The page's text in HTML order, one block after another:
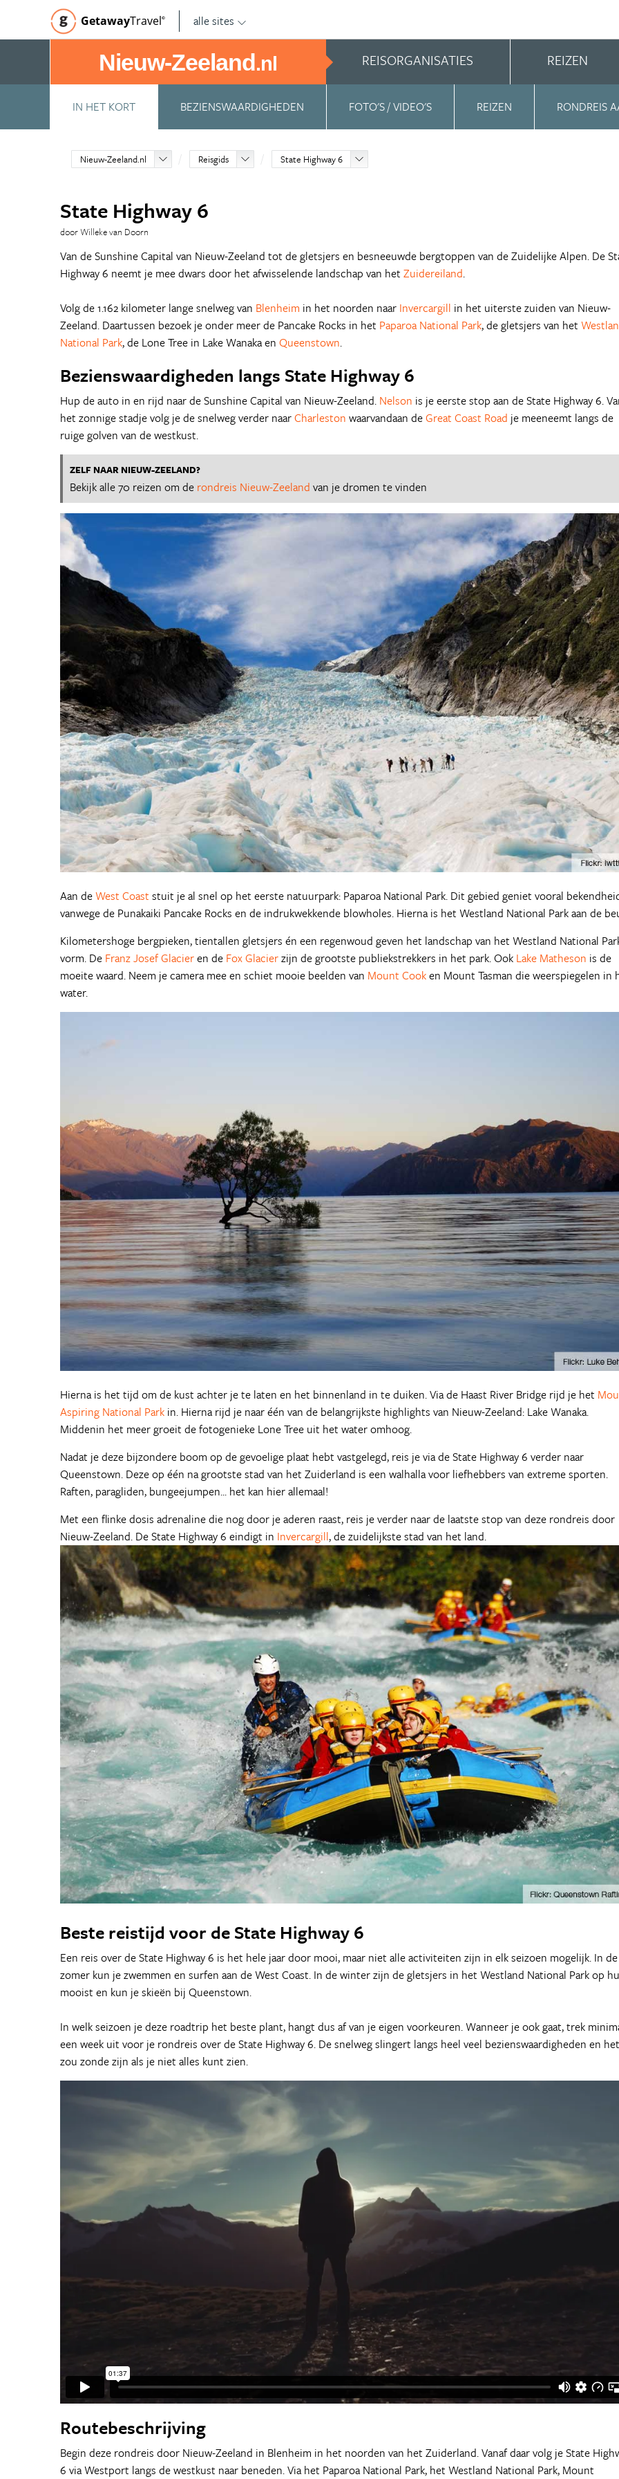
GetawayTravel© alle sites
Nieuw-Zeeland.nl REISORGANISATIES REIZEN
IN HET KORT BEZIENSWAARDIGHEDEN FOTO'S / VIDEO'S REIZEN RONDREIS
Nieuw-Zeeland.nl Reisgids State Highway 6
State Highway 6
door Willeke van Doorn
Van de Sunshine Capital van Nieuw-Zeeland tot de gletsjers en besneeuwde bergtoppen van de Zuidelijke Alpen. De
Highway 6 neemt je mee dwars door het afwisselende landschap van het Zuidereiland.
Volg de 1.162 kilometer lange snelweg van Blenheim in het noorden naar Invercargill in het uiterste zuiden van Nieuw-
Zeeland. Daartussen bezoek je onder meer de Pancake Rocks in het Paparoa National Park, de gletsjers van het
National Park, de Lone Tree in Lake Wanaka en Queenstown.
Bezienswaardigheden langs State Highway 6
Hup de auto in en rijd naar de Sunshine Capital van Nieuw-Zeeland. Nelson is je eerste stop aan de State Highway 6.
het zonnige stadje volg je de snelweg verder naarCharleston waarvandaan deGreat Coast Road je meeneemt langs de
ruige golven van de westkust.
ZELF NAAR NIEUW-ZEELAND?
Bekijk alle 70 reizen om de rondreis Nieuw-Zeeland van je dromen te vinden
Aan deWest Coast stuit je al snel op het eerste natuurpark: Paparoa National Park. Dit gebied geniet vooral
vanwege de Punakaiki Pancake Rocks en de indrukwekkende blowholes. Hierna is het Westland National Park aan de
Kilometershoge bergpieken, tientallen gletsjers én een regenwoud geven het landschap van het Westland National
vorm. De Franz Josef Glacieren de Fox Glacierzijn de grootste publiekstrekkers in het park. Ook Lake Matheson is de
moeite waard. Neem je camera mee en schiet mooie beelden van Mount Cooken Mount Tasman die weerspiegelen in
water.
Hierna is het tijd om de kust achter je te laten en het binnenland in te duiken. Via de Haast River Bridge rijd je het
Aspiring National Park in. Hierna rijd je naar één van de belangrijkste highlights van Nieuw-Zeeland: Lake Wanaka.
Middenin het meer groeit de fotogenieke Lone Tree uit het water omhoog.
Nadat je deze bijzondere boom op de gevoelige plaat hebt vastgelegd, reis je via de State Highway 6 verder naar
Queenstown. Deze op één na grootste stad van het Zuiderland is een walhalla voor liefhebbers van extreme sporten.
Raften, paragliden, bungeejumpen... het kan hier allemaal!
Met een flinke dosis adrenaline die nog door je aderen raast, reis je verder naar de laatste stop van deze rondreis door
Nieuw-Zeeland. De State Highway 6 eindigt in Invercargill, de zuidelijkste stad van het land.
Beste reistijd voor de State Highway 6
Een reis over de State Highway 6 is het hele jaar door mooi, maar niet alle activiteiten zijn in elk seizoen mogelijk. In de
zomer kun je zwemmen en surfen aan de West Coast. In de winter zijn de gletsjers in het Westland National Park op
mooist en kun je skieën bij Queenstown.
In welk seizoen je deze roadtrip het beste plant, hangt dus af van je eigen voorkeuren. Wanneer je ook gaat, trek
een week uit voor je rondreis over de State Highway 6. De snelweg slingert langs heel veel bezienswaardigheden en het
zou zonde zijn als je niet alles kunt zien.
Routebeschrijving
Begin deze rondreis door Nieuw-Zeeland in Blenheim in het noorden van het Zuiderland. Vanaf daar volg je State
6 via Westport langs de westkust naar beneden. Via het Paparoa National Park, het Westland National Park, Mount